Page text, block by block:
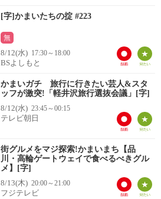
[字]かまいたちの掟 #223
無
8/12(水) 17:30～18:00
BSよしもと
かまいガチ 旅行に行きたい芸人&スタ
ッフが激突!「軽井沢旅行選抜会議」[字]
8/12(水) 23:45～00:15
テレビ朝日
街グルメをマジ探索!かまいまち【品
川・高輪ゲートウェイで食べるべきグル
メ】[字]
8/13(木) 20:00～21:00
フジテレビ